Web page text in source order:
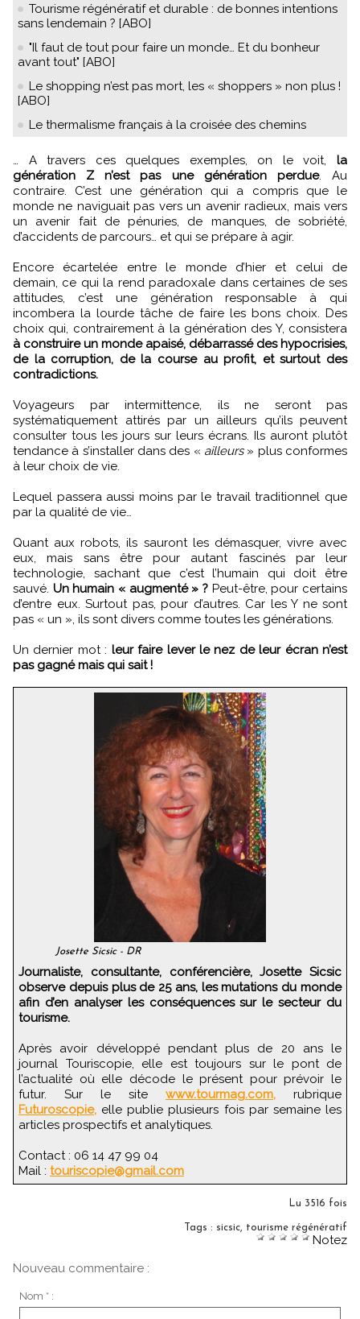
Tourisme régénératif et durable : de bonnes intentions
sans lendemain ? [ABO]
"Il faut de tout pour faire un monde… Et du bonheur
avant tout" [ABO]
Le shopping n’est pas mort, les « shoppers » non plus !
[ABO]
Le thermalisme français à la croisée des chemins
… A travers ces quelques exemples, on le voit, la
génération Z n’est pas une génération perdue. Au
contraire. C’est une génération qui a compris que le
monde ne naviguait pas vers un avenir radieux, mais vers
un avenir fait de pénuries, de manques, de sobriété,
d’accidents de parcours… et qui se prépare à agir.
Encore écartelée entre le monde d’hier et celui de
demain, ce qui la rend paradoxale dans certaines de ses
attitudes, c’est une génération responsable à qui
incombera la lourde tâche de faire les bons choix. Des
choix qui, contrairement à la génération des Y, consistera
à construire un monde apaisé, débarrassé des hypocrisies,
de la corruption, de la course au profit, et surtout des
contradictions.
Voyageurs par intermittence, ils ne seront pas
systématiquement attirés par un ailleurs qu’ils peuvent
consulter tous les jours sur leurs écrans. Ils auront plutôt
tendance à s’installer dans des « ailleurs» plus conformes
à leur choix de vie.
Lequel passera aussi moins par le travail traditionnel que
par la qualité de vie…
Quant aux robots, ils sauront les démasquer, vivre avec
eux, mais sans être pour autant fascinés par leur
technologie, sachant que c’est l’humain qui doit être
sauvé. Un humain « augmenté » ? Peut-être, pour certains
d’entre eux. Surtout pas, pour d’autres. Car les Y ne sont
pas « un », ils sont divers comme toutes les générations.
Un dernier mot : leur faire lever le nez de leur écran n’est
pas gagné mais qui sait !
Josette Sicsic - DR
Journaliste, consultante, conférencière, Josette Sicsic
observe depuis plus de 25 ans, les mutations du monde
afin d’en analyser les conséquences sur le secteur du
tourisme.
Après avoir développé pendant plus de 20 ans le
journal Touriscopie, elle est toujours sur le pont de
l’actualité où elle décode le présent pour prévoir le
futur. Sur le site www.tourmag.com, rubrique
Futuroscopie, elle publie plusieurs fois par semaine les
articles prospectifs et analytiques.
Contact : 06 14 47 99 04
Mail : touriscopie@gmail.com
Lu 3516 fois
Tags : sicsic tourisme régénératif
Notez
Nouveau commentaire :
Nom * :